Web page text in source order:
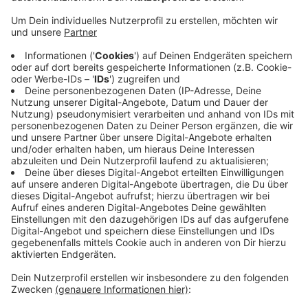
Anzeige
Der 64-Jährige, der seinen Stiefvater gestern in eine
Krefelder Wohnung erstochen haben soll, bleibt in U-
Haft. Das hat die Polizei mitgeteilt. Demnach hat der
Haftrichter Haftbefehl wegen Totschlags erlassen.
Die Tat war heute morgen bekannt geworden. Zu den
Hintergründen ermittelt eine Mordkommission.
Bekannt ist, dass der 64-jährige selbst den Notruf
alarmiert hatte. Dabei erwähnt er, dass er seinen
Stiefvater umgebracht habe. Der 64-jährige ließ sich
widerstandslos festnehmen.
Anzeige